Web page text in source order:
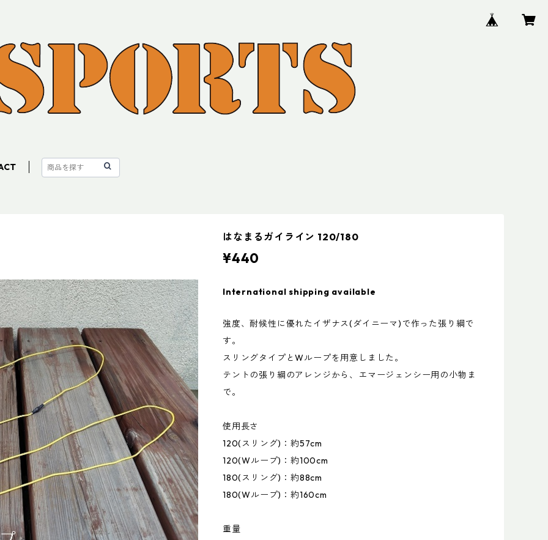
はなまるガイライン 120/180
¥440
International shipping available
強度、耐候性に優れたイザナス(ダイニーマ)で作った張り綱で
す。
スリングタイプとWループを用意しました。
テントの張り綱のアレンジから、エマージェンシー用の小物ま
で。
使用長さ
120(スリング)：約57cm
120(Wループ)：約100cm
180(スリング)：約88cm
180(Wループ)：約160cm
重量